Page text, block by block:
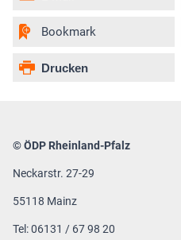
Bookmark
Drucken
© ÖDP Rheinland-Pfalz
Neckarstr. 27-29
55118 Mainz
Tel: 06131 / 67 98 20